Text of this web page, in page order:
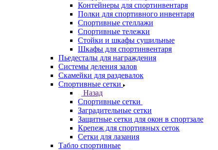
Контейнеры для спортинвентаря
Полки для спортивного инвентаря
Спортивные стеллажи
Спортивные тележки
Стойки и шкафы сушильные
Шкафы для спортинвентаря
Пьедесталы для награждения
Системы деления залов
Скамейки для раздевалок
Спортивные сетки
Назад
Спортивные сетки
Заградительные сетки
Защитные сетки для окон в спортзале
Крепеж для спортивных сеток
Сетки для лазания
Табло спортивные